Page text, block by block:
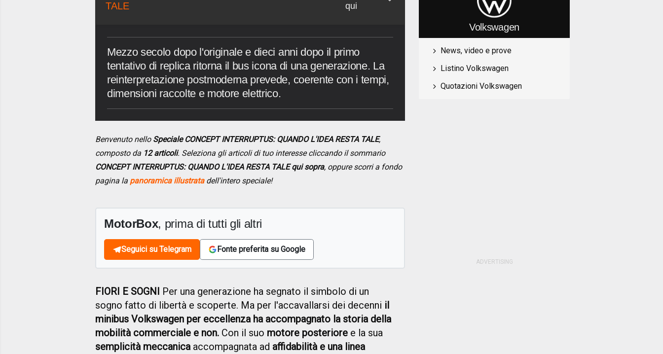
TALE
qui
Mezzo secolo dopo l'originale e dieci anni dopo il primo
tentativo di replica ritorna il bus icona di una generazione. La
reinterpretazione postmoderna prevede, coerente con i tempi,
dimensioni raccolte e motore elettrico.
Benvenuto nello Speciale CONCEPT INTERRUPTUS: QUANDO L'IDEA RESTA TALE,
composto da 12 articoli. Seleziona gli articoli di tuo interesse cliccando il sommario
CONCEPT INTERRUPTUS: QUANDO L'IDEA RESTA TALE qui sopra, oppure scorri a fondo
pagina la panoramica illustratadell'intero speciale!
MotorBox, prima di tutti gli altri
Seguici su Telegram Fonte preferita su Google
FIORI E SOGNI Per una generazione ha segnato il simbolo di un
sogno fatto di libertà e scoperte. Ma per l'accavallarsi dei decenni il
minibus Volkswagen per eccellenza ha accompagnato la storia della
mobilità commerciale e non. Con il suo motore posteriore e la sua
semplicità meccanicaaccompagnata ad affidabilità e una linea
Volkswagen
News, video e prove
Listino Volkswagen
Quotazioni Volkswagen